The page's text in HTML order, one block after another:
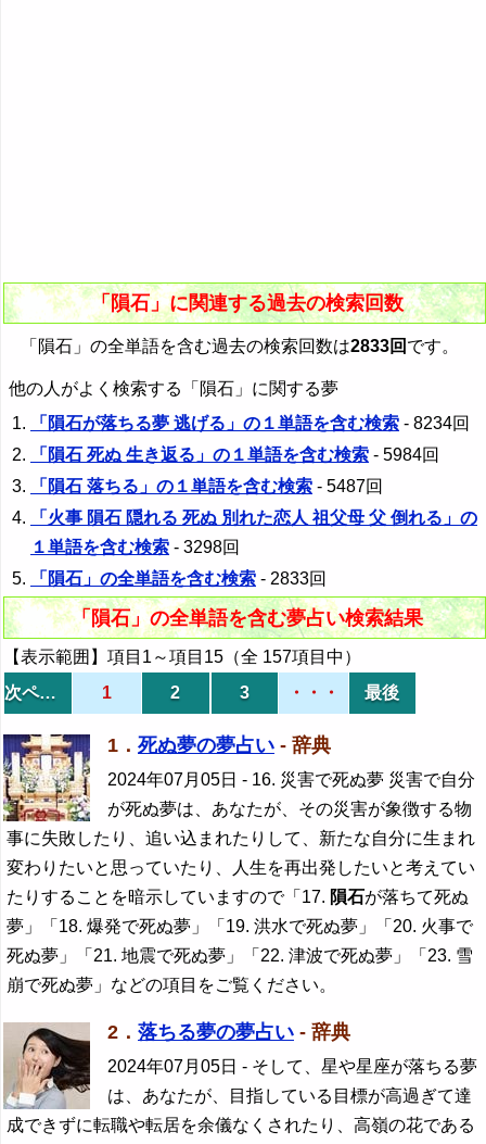
「隕石」に関連する過去の検索回数
「隕石」の全単語を含む過去の検索回数は2833回 です。
他の人がよく検索する「隕石」に関する夢
「隕石が落ちる夢 逃げる」の１単語を含む検索 - 8234回
「隕石 死ぬ 生き返る」の１単語を含む検索 - 5984回
「隕石 落ちる」の１単語を含む検索 - 5487回
「火事 隕石 隠れる 死ぬ 別れた恋人 祖父母 父 倒れる」の
１単語を含む検索 - 3298回
「隕石」の全単語を含む検索 - 2833回
「隕石」の全単語を含む夢占い検索結果
【表示範囲】項目1～項目15（全 157項目中）
次ページ
1 2 3 ・・・ 最後
1． 死ぬ夢の夢占い - 辞典
2024年07月05日 - 16. 災害で死ぬ夢 災害で自分
が死ぬ夢は、あなたが、その災害が象徴する物
事に失敗したり、追い込まれたりして、新たな自分に生まれ
変わりたいと思っていたり、人生を再出発したいと考えてい
たりすることを暗示していますので「17. 隕石が落ちて死ぬ
夢」「18. 爆発で死ぬ夢」「19. 洪水で死ぬ夢」「20. 火事で
死ぬ夢」「21. 地震で死ぬ夢」「22. 津波で死ぬ夢」「23. 雪
崩で死ぬ夢」などの項目をご覧ください。
2． 落ちる夢の夢占い - 辞典
2024年07月05日 - そして、星や星座が落ちる夢
は、あなたが、目指している目標が高過ぎて達
成できずに転職や転居を余儀なくされたり、高嶺の花である